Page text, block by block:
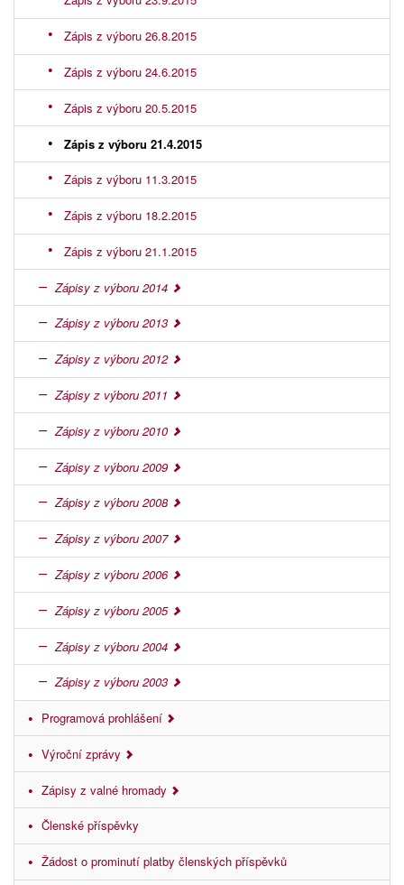
Zápis z výboru 26.8.2015
Zápis z výboru 24.6.2015
Zápis z výboru 20.5.2015
Zápis z výboru 21.4.2015
Zápis z výboru 11.3.2015
Zápis z výboru 18.2.2015
Zápis z výboru 21.1.2015
Zápisy z výboru 2014
Zápisy z výboru 2013
Zápisy z výboru 2012
Zápisy z výboru 2011
Zápisy z výboru 2010
Zápisy z výboru 2009
Zápisy z výboru 2008
Zápisy z výboru 2007
Zápisy z výboru 2006
Zápisy z výboru 2005
Zápisy z výboru 2004
Zápisy z výboru 2003
Programová prohlášení
Výroční zprávy
Zápisy z valné hromady
Členské příspěvky
Žádost o prominutí platby členských příspěvků